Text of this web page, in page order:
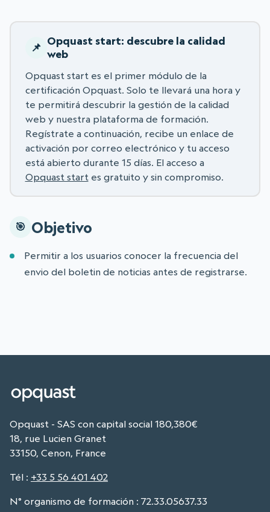
Opquast start: descubre la calidad
web
Opquast start es el primer módulo de la
certificación Opquast. Solo te llevará una hora y
te permitirá descubrir la gestión de la calidad
web y nuestra plataforma de formación.
Regístrate a continuación, recibe un enlace de
activación por correo electrónico y tu acceso
está abierto durante 15 días. El acceso a
Opquast startes gratuito y sin compromiso.
Objetivo
Permitir a los usuarios conocer la frecuencia del
envio del boletin de noticias antes de registrarse.
Opquast - SAS con capital social 180,380€
18, rue Lucien Granet
33150, Cenon, France
Tél : +33 5 56 401 402
N° organismo de formación : 72.33.05637.33